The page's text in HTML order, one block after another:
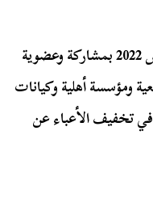
يُذكر أن التحالف الوطني للعمل الأهلي التنموي انطلق في شهر مارس 2022 بمشاركة وعضوية
الأهلي والتنموي في مصر حيث يضم 34 جمعية ومؤسسة أهلية وكيانات
تخفيف الأعباء عن